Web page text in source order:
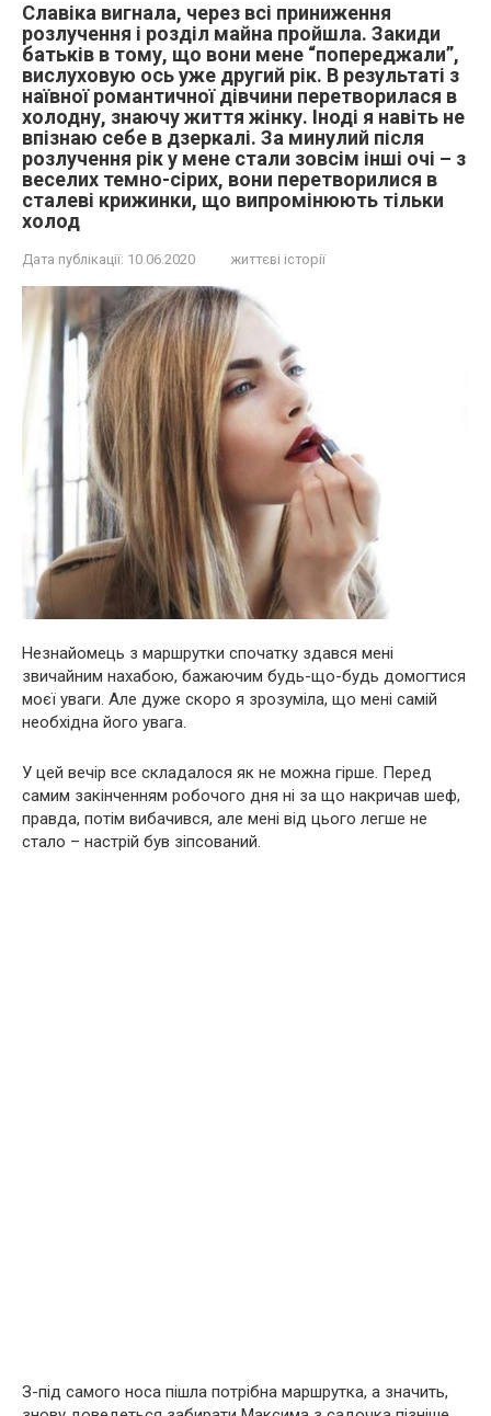
Славіка вигнала, через всі приниження
розлучення і розділ майна пройшла. Закиди
батьків в тому, що вони мене “попереджали”,
вислуховую ось уже другий рік. В результаті з
наївної романтичної дівчини перетворилася в
холодну, знаючу життя жінку. Іноді я навіть не
впізнаю себе в дзеркалі. За минулий після
розлучення рік у мене стали зовсім інші очі – з
веселих темно-сірих, вони перетворилися в
сталеві крижинки, що випромінюють тільки
холод
Дата публікації: 10.06.2020 життєві історії
Незнайомець з маршрутки спочатку здався мені
звичайним нахабою, бажаючим будь-що-будь домогтися
моєї уваги. Але дуже скоро я зрозуміла, що мені самій
необхідна його увага.
У цей вечір все складалося як не можна гірше. Перед
самим закінченням робочого дня ні за що накричав шеф,
правда, потім вибачився, але мені від цього легше не
стало – настрій був зіпсований.
З-під самого носа пішла потрібна маршрутка, а значить,